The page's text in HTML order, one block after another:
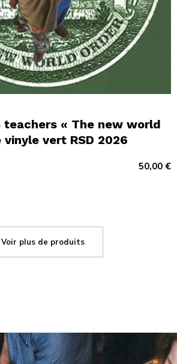
teachers « The new world
vinyle vert RSD 2026
50,00 €
Voir plus de produits